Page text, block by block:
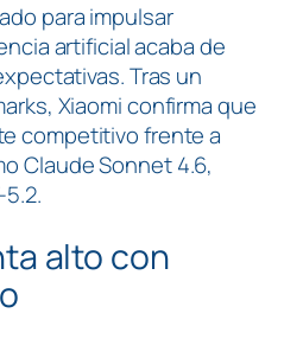
para impulsar
artificial acaba de
Tras un
Xiaomi confirma que
competitivo frente a
Claude Sonnet 4.6,
5.2.
alto con